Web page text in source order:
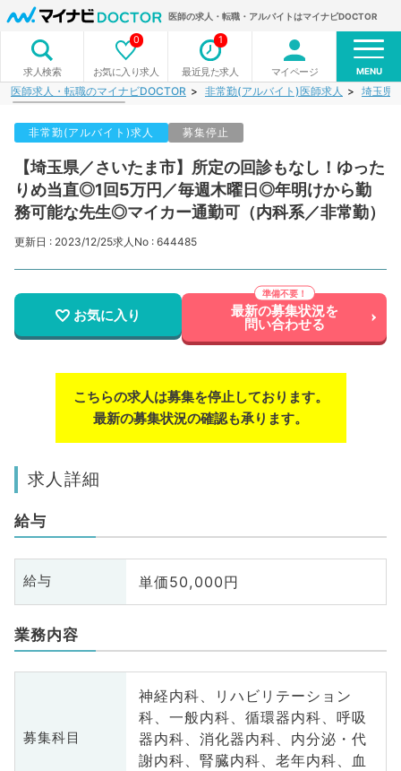
医師の求人・転職・アルバイトはマイナビDOCTOR
求人検索 お気に入り求人
0
最近見た求人
1
マイページ MENU
医師求人・転職のマイナビDOCTOR 非常勤(アルバイト)医師求人 埼玉県
非常勤(アルバイト)求人 募集停止
【埼玉県／さいたま市】所定の回診もなし！ゆった
りめ当直◎1回5万円／毎週木曜日◎年明けから勤
務可能な先生◎マイカー通勤可（内科系／非常勤）
更新日 : 2023/12/25求人No : 644485
お気に入り 最新の募集状況を
問い合わせる
こちらの求人は募集を停止しております。
最新の募集状況の確認も承ります。
求人詳細
給与
給与 単価50,000円
業務内容
募集科目
神経内科、リハビリテーション
科、一般内科、循環器内科、呼吸
器内科、消化器内科、内分泌・代
謝内科、腎臓内科、老年内科、血